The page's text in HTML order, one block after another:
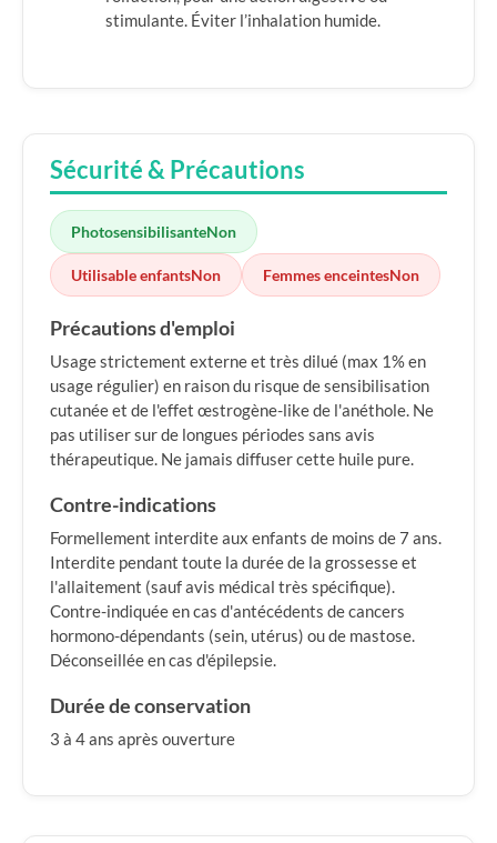
stimulante. Éviter l’inhalation humide.
Sécurité & Précautions
PhotosensibilisanteNon
Utilisable enfantsNon Femmes enceintesNon
Précautions d'emploi
Usage strictement externe et très dilué (max 1% en
usage régulier) en raison du risque de sensibilisation
cutanée et de l'effet œstrogène-like de l'anéthole. Ne
pas utiliser sur de longues périodes sans avis
thérapeutique. Ne jamais diffuser cette huile pure.
Contre-indications
Formellement interdite aux enfants de moins de 7 ans.
Interdite pendant toute la durée de la grossesse et
l'allaitement (sauf avis médical très spécifique).
Contre-indiquée en cas d'antécédents de cancers
hormono-dépendants (sein, utérus) ou de mastose.
Déconseillée en cas d'épilepsie.
Durée de conservation
3 à 4 ans après ouverture